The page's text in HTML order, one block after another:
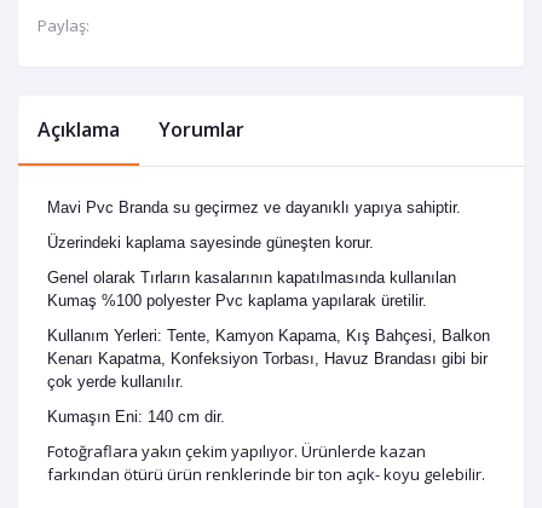
Paylaş:
Açıklama Yorumlar
Mavi Pvc Branda su geçirmez ve dayanıklı yapıya sahiptir.
Üzerindeki kaplama sayesinde güneşten korur.
Genel olarak Tırların kasalarının kapatılmasında kullanılan
Kumaş %100 polyester Pvc kaplama yapılarak üretilir.
Kullanım Yerleri: Tente, Kamyon Kapama, Kış Bahçesi, Balkon
Kenarı Kapatma, Konfeksiyon Torbası, Havuz Brandası gibi bir
çok yerde kullanılır.
Kumaşın Eni: 140 cm dir.
Fotoğraflara yakın çekim yapılıyor. Ürünlerde kazan
farkından ötürü ürün renklerinde bir ton açık- koyu gelebilir.